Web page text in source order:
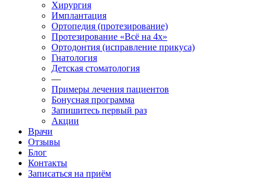
Хирургия
Имплантация
Ортопедия (протезирование)
Протезирование «Всё на 4х»
Ортодонтия (исправление прикуса)
Гнатология
Детская стоматология
—
Примеры лечения пациентов
Бонусная программа
Запишитесь первый раз
Акции
Врачи
Отзывы
Блог
Контакты
Записаться на приём